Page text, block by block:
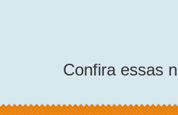
Confira essas